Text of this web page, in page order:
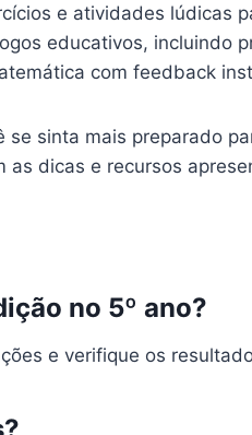
e atividades lúdicas
educativos, incluindo
com feedback
se sinta mais preparado
as dicas e recursos
no 5º ano?
e verifique os